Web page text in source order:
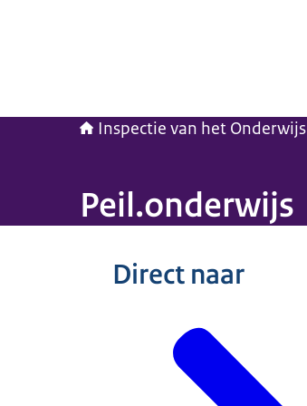
Inspectie van het Onderwijs
Peil.onderwijs
Direct naar